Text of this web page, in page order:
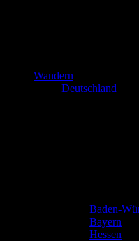
Wandern
Deutschland
Baden-
Bayern
Hessen